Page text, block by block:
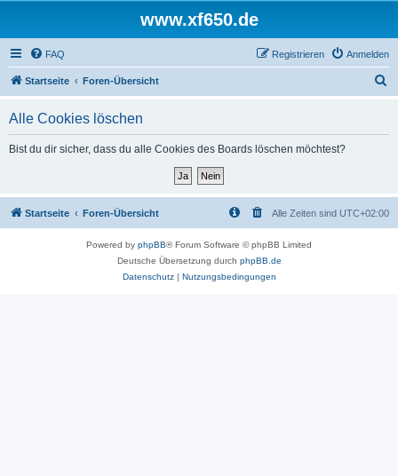
www.xf650.de
FAQ Anmelden
Registrieren
Startseite Foren-Übersicht
Alle Cookies löschen
Bist du dir sicher, dass du alle Cookies des Boards löschen möchtest?
Startseite Foren-Übersicht Alle Zeiten sind UTC+02:00
Powered by phpBB® Forum Software © phpBB Limited
Deutsche Übersetzung durch phpBB.de
Datenschutz| Nutzungsbedingungen